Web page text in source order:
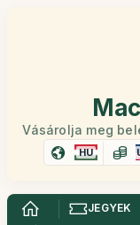
Vásárolja meg
HU
JEGYEK